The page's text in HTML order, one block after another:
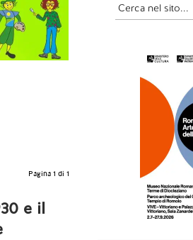
Pagina 1 di 1
e il